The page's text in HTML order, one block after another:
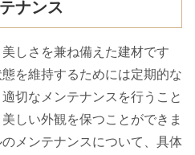
ナンス
しさを兼ね備えた建材です
を維持するためには定期的な
切なメンテナンスを行うこと
しい外観を保つことができま
メンテナンスについて、具体